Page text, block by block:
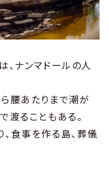
、ナンマドールの人
腰あたりまで潮が
渡ることもある。
食事を作る島、葬儀